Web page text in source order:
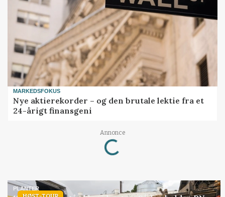
MARKEDSFOKUS
Nye aktierekorder – og den brutale lektie fra et
24-årigt finansgeni
Annonce
Loading...
PLANTER